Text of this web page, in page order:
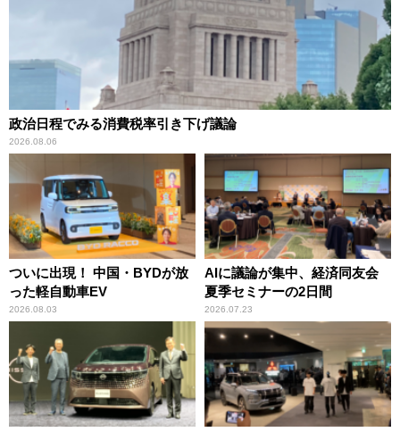
政治日程でみる消費税率引き下げ議論
2026.08.06
ついに出現！ 中国・BYDが放
った軽自動車EV
2026.08.03
AIに議論が集中、経済同友会
夏季セミナーの2日間
2026.07.23